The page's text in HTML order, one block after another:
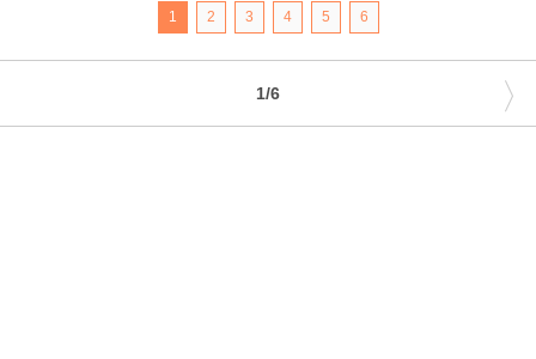
1 2 3 4 5 6
1/6 〉